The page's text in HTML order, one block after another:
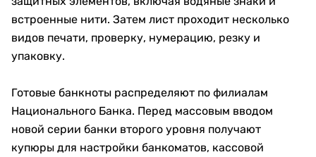
встроенные нити. Затем лист проходит несколько
видов печати, проверку, нумерацию, резку и
упаковку.
Готовые банкноты распределяют по филиалам
Национального Банка. Перед массовым вводом
новой серии банки второго уровня получают
купюры для настройки банкоматов, кассовой